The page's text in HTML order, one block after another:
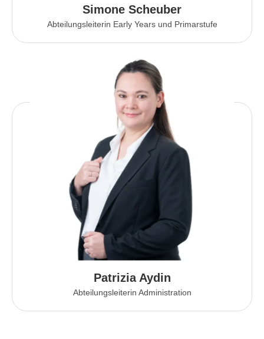
Simone Scheuber
Abteilungsleiterin Early Years und Primarstufe
Patrizia Aydin
Abteilungsleiterin Administration